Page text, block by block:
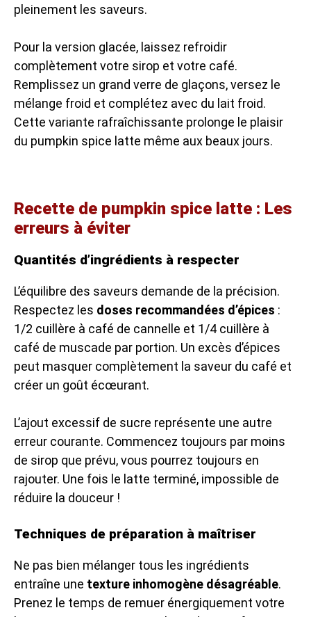
pleinement les saveurs.
Pour la version glacée, laissez refroidir
complètement votre sirop et votre café.
Remplissez un grand verre de glaçons, versez le
mélange froid et complétez avec du lait froid.
Cette variante rafraîchissante prolonge le plaisir
du pumpkin spice latte même aux beaux jours.
Recette de pumpkin spice latte : Les
erreurs à éviter
Quantités d’ingrédients à respecter
L’équilibre des saveurs demande de la précision.
Respectez les doses recommandées d’épices :
1/2 cuillère à café de cannelle et 1/4 cuillère à
café de muscade par portion. Un excès d’épices
peut masquer complètement la saveur du café et
créer un goût écœurant.
L’ajout excessif de sucre représente une autre
erreur courante. Commencez toujours par moins
de sirop que prévu, vous pourrez toujours en
rajouter. Une fois le latte terminé, impossible de
réduire la douceur !
Techniques de préparation à maîtriser
Ne pas bien mélanger tous les ingrédients
entraîne une texture inhomogène désagréable.
Prenez le temps de remuer énergiquement votre